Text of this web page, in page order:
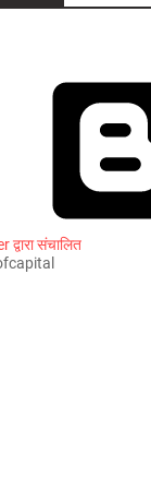
द्वारा संचालित